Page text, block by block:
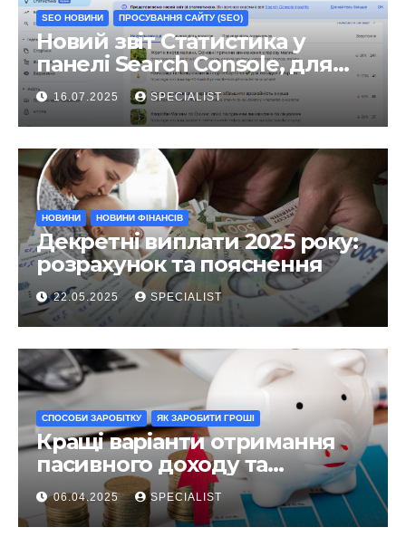
SEO НОВИНИ ПРОСУВАННЯ САЙТУ (SEO)
Новий звіт Статистика у
панелі Search Console, для
чого він?
16.07.2025 SPECIALIST
НОВИНИ НОВИНИ ФІНАНСІВ
Декретні виплати 2025 року:
розрахунок та пояснення
22.05.2025 SPECIALIST
СПОСОБИ ЗАРОБІТКУ ЯК ЗАРОБИТИ ГРОШІ
Кращі варіанти отримання
пасивного доходу та
інвестування у 2025 році
06.04.2025 SPECIALIST